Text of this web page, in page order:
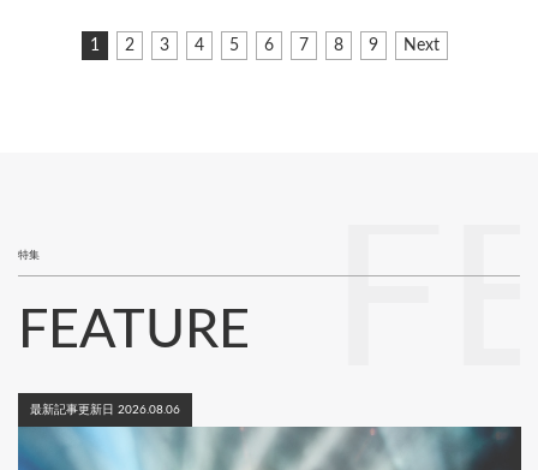
カ
1
ペ
2
ペ
3
ペ
4
ペ
5
ペ
6
ペ
7
ペ
8
ペ
9
次
Next
特集
FEATURE
最新記事更新日 2026.08.06